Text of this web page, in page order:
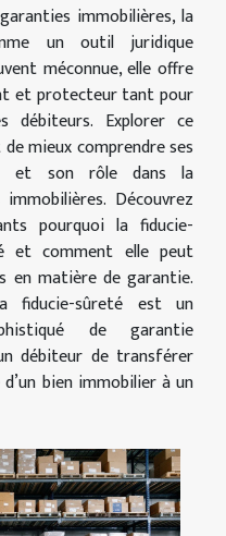
immobilières, la
un outil juridique
méconnue, elle offre
et protecteur tant pour
débiteurs. Explorer ce
mieux comprendre ses
et son rôle dans la
Découvrez
pourquoi la fiducie-
et comment elle peut
en matière de garantie.
fiducie-sûreté est un
de garantie
débiteur de transférer
bien immobilier à un